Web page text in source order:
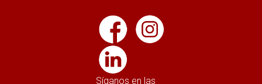
Síganos en las